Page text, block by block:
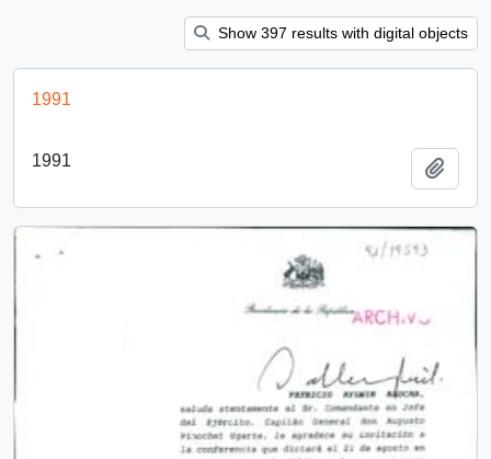
Show 397 results with digital objects
1991
1991